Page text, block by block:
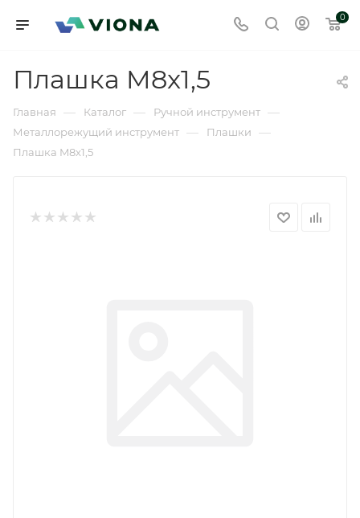
0
Плашка M8x1,5
Главная — Каталог — Ручной инструмент —
Металлорежущий инструмент — Плашки —
Плашка M8x1,5